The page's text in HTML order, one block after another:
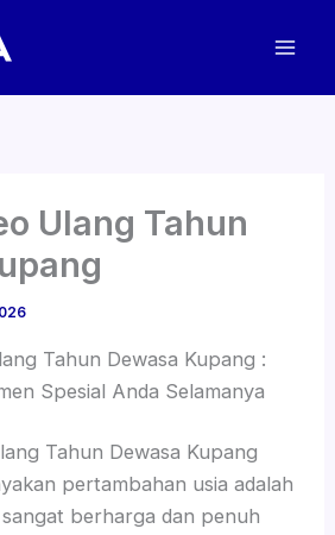
Ulang Tahun
Tahun Dewasa Kupang :
Spesial Anda Selamanya
Tahun Dewasa Kupang
pertambahan usia adalah
berharga dan penuh